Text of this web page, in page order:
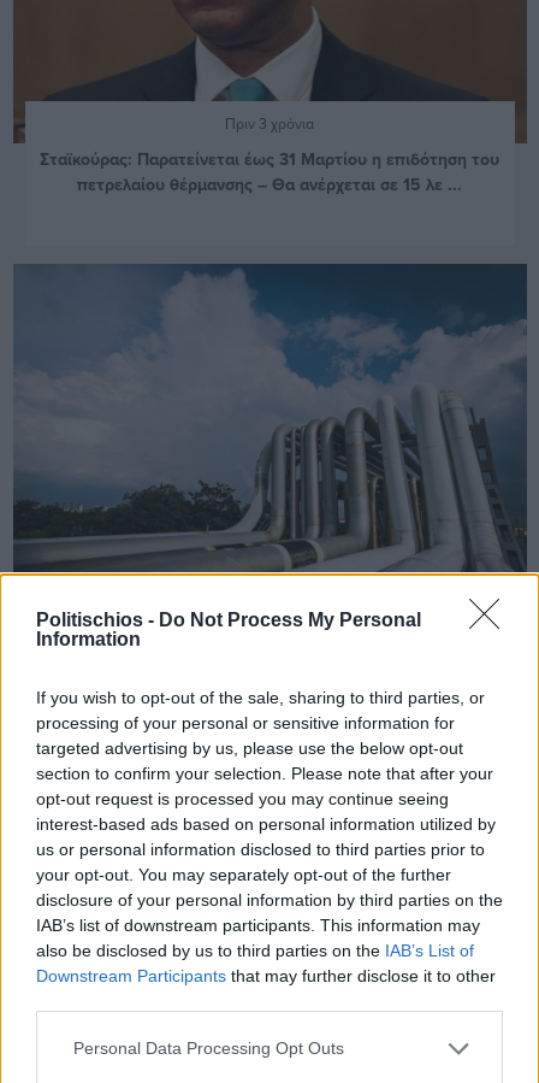
Politischios - Do Not Process My Personal
Information
If you wish to opt-out of the sale, sharing to third parties, or
processing of your personal or sensitive information for
targeted advertising by us, please use the below opt-out
section to confirm your selection. Please note that after your
opt-out request is processed you may continue seeing
interest-based ads based on personal information utilized by
us or personal information disclosed to third parties prior to
your opt-out. You may separately opt-out of the further
disclosure of your personal information by third parties on the
IAB’s list of downstream participants. This information may
also be disclosed by us to third parties on the IAB’s List of
Downstream Participants that may further disclose it to other
Personal Data Processing Opt Outs
Πριν 3 χρόνια
Σταϊκούρας: Παρατείνεται έως 31 Μαρτίου η επιδότηση του
πετρελαίου θέρμανσης – Θα ανέρχεται σε 15 λε ...
Πριν 3 χρόνια
τιμής